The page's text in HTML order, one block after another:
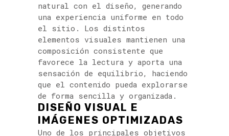
natural con el diseño, generando
una experiencia uniforme en todo
el sitio. Los distintos
elementos visuales mantienen una
composición consistente que
favorece la lectura y aporta una
sensación de equilibrio, haciendo
que el contenido pueda explorarse
de forma sencilla y organizada.
DISEÑO VISUAL E
IMÁGENES OPTIMIZADAS
Uno de los principales objetivos